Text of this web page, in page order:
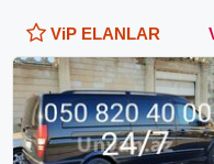
ViP ELANLAR